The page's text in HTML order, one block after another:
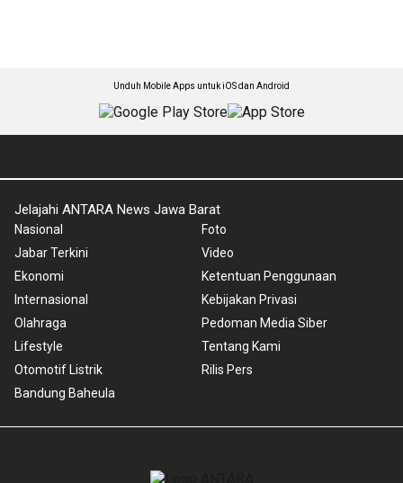
Unduh Mobile Apps untuk iOS dan Android
Jelajahi ANTARA News Jawa Barat
Nasional
Jabar Terkini
Ekonomi
Internasional
Olahraga
Lifestyle
Otomotif Listrik
Bandung Baheula
Foto
Video
Ketentuan Penggunaan
Kebijakan Privasi
Pedoman Media Siber
Tentang Kami
Rilis Pers